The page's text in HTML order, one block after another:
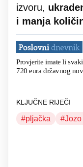
izvoru,
i manja
Provjerite imate li
720 eura državnog
KLJUČNE RIJEČI
pljačka Jozo